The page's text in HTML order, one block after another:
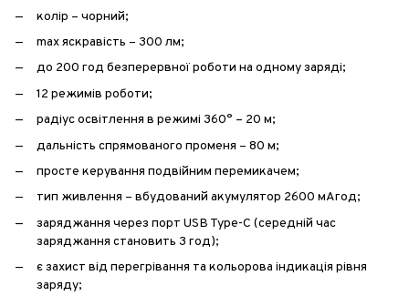
колір – чорний;
max яскравість – 300 лм;
до 200 год безперервної роботи на одному заряді;
12 режимів роботи;
радіус освітлення в режимі 360° – 20 м;
дальність спрямованого променя – 80 м;
просте керування подвійним перемикачем;
тип живлення – вбудований акумулятор 2600 мАгод;
заряджання через порт USB Type-C (середній час
заряджання становить 3 год);
є захист від перегрівання та кольорова індикація рівня
заряду;